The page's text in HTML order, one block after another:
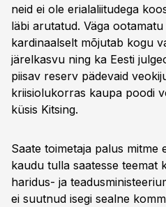
neid ei ole erialaliitudega
läbi arutatud. Väga
kardinaalselt mõjutab kogu
järelkasvu ning ka Eesti
piisav reserv pädevaid
kriisiolukorras kaupa poodi
küsis Kitsing.
Saate toimetaja palus mitme
kaudu tulla saatesse teemat
haridus- ja
ei suutnud isegi sealne